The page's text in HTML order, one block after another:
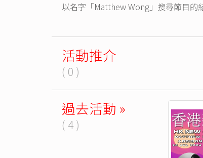
以名字「Matthew Wong」搜尋節目的
活動推介
( 0 )
過去活動 »
( 4 )